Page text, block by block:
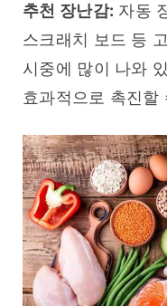
추천 장난감: 자동
스크래치 보드 등
시중에 많이 나와
효과적으로 촉진할